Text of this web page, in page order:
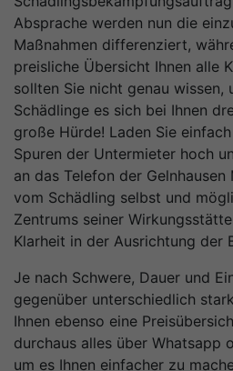
Absprache werden nun die
Maßnahmen differenziert,
preisliche Übersicht Ihnen alle
sollten Sie nicht genau wissen,
Schädlinge es sich bei Ihnen
große Hürde! Laden Sie
Spuren der Untermieter hoch
an das Telefon der
vom Schädling selbst und
Zentrums seiner
Klarheit in der Ausrichtung der
Je nach Schwere, Dauer und
gegenüber unterschiedlich
Ihnen ebenso eine
durchaus alles über Whatsapp
um es Ihnen einfacher zu